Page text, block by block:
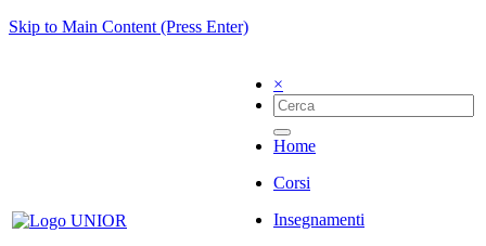
Skip to Main Content (Press Enter)
×
Home
Corsi
Insegnamenti